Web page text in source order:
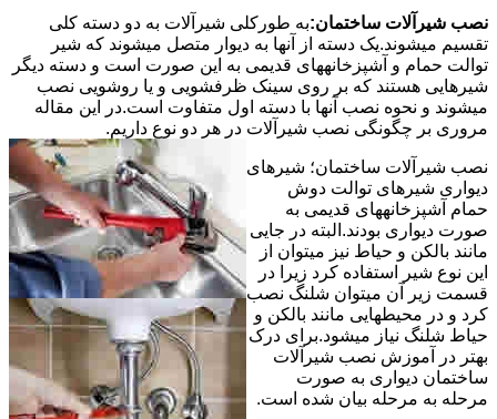
نصب شیرآلات ساختمان:به طورکلی شیرآلات به دو دسته کلی
تقسیم میشوند.یک دسته از آنها به دیوار متصل میشوند که شیر
توالت حمام و آشپزخانههای قدیمی به این صورت است و دسته دیگر
شیرهایی هستند که بر روی سینک ظرفشویی و یا روشویی نصب
میشوند و نحوه نصب آنها با دسته اول متفاوت است.در این مقاله
مروری بر چگونگی نصب شیرآلات در هر دو نوع داریم.
نصب شیرآلات ساختمان؛ شیرهای
دیواری شیرهای توالت دوش
حمام آشپزخانههای قدیمی به
صورت دیواری بودند.البته در جایی
مانند بالکن و حیاط نیز میتوان از
این نوع شیر استفاده کرد زیرا در
قسمت زیر آن میتوان شلنگ نصب
کرد و در محیطهایی مانند بالکن و
حیاط شلنگ نیاز میشود.برای درک
بهتر در آموزش نصب شیرآلات
ساختمان دیواری به صورت
مرحله به مرحله بیان شده است.